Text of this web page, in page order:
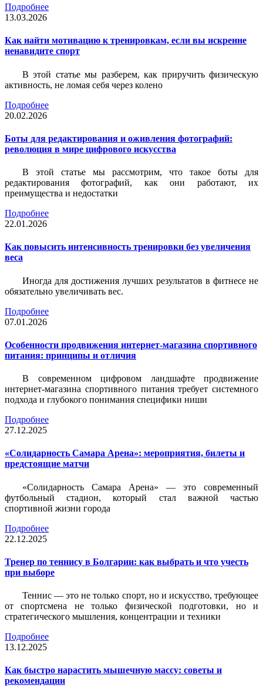
Подробнее
13.03.2026
Как найти мотивацию к тренировкам, если вы искренне
ненавидите спорт
В этой статье мы разберем, как приручить физическую
активность, не ломая себя через колено
Подробнее
20.02.2026
Боты для редактирования и оживления фотографий:
революция в мире цифрового искусства
В этой статье мы рассмотрим, что такое боты для
редактирования фотографий, как они работают, их
преимущества и недостатки
Подробнее
22.01.2026
Как повысить интенсивность тренировки без увеличения
веса
Иногда для достижения лучших результатов в фитнесе не
обязательно увеличивать вес.
Подробнее
07.01.2026
Особенности продвижения интернет-магазина спортивного
питания: принципы и отличия
В современном цифровом ландшафте продвижение
интернет-магазина спортивного питания требует системного
подхода и глубокого понимания специфики ниши
Подробнее
27.12.2025
«Солидарность Самара Арена»: мероприятия, билеты и
предстоящие матчи
«Солидарность Самара Арена» — это современный
футбольный стадион, который стал важной частью
спортивной жизни города
Подробнее
22.12.2025
Тренер по теннису в Болгарии: как выбрать и что учесть
при выборе
Теннис — это не только спорт, но и искусство, требующее
от спортсмена не только физической подготовки, но и
стратегического мышления, концентрации и техники
Подробнее
13.12.2025
Как быстро нарастить мышечную массу: советы и
рекомендации